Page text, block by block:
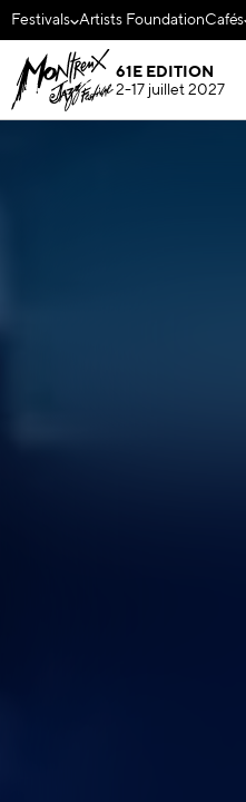
Festivals Artists FoundationCafés
61E EDITION
2-17 juillet 2027